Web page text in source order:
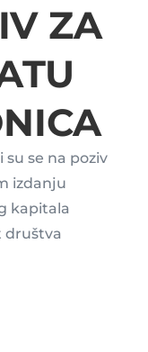
ZA
se na poziv
izdanju
kapitala
društva